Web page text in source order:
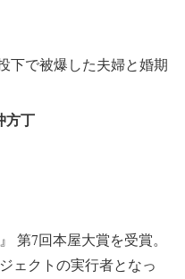
下で被爆した夫婦と婚期
方丁
第7回本屋大賞を受賞。
ェクトの実行者となっ